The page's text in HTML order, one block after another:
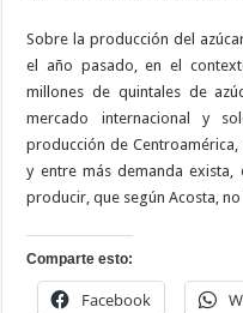
Sobre la producción del
el año pasado, en el
millones de quintales de
mercado internacional y
producción de
y entre más demanda
producir, que según Acosta,
Comparte esto:
Facebook